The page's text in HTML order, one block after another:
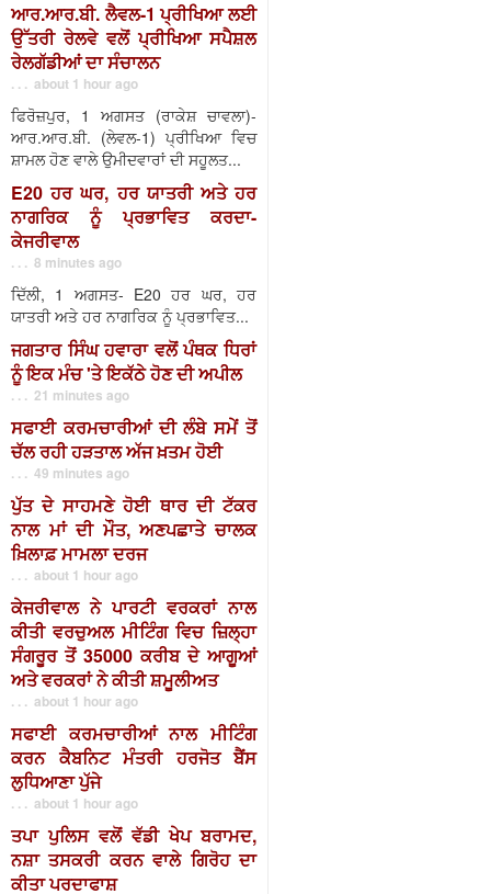
ਆਰ.ਆਰ.ਬੀ. ਲੈਵਲ-1 ਪ੍ਰੀਖਿਆ ਲਈ
ਉੱਤਰੀ ਰੇਲਵੇ ਵਲੋਂ ਪ੍ਰੀਖਿਆ ਸਪੈਸ਼ਲ
ਰੇਲਗੱਡੀਆਂ ਦਾ ਸੰਚਾਲਨ
. . . about 1 hour ago
ਫਿਰੋਜ਼ਪੁਰ, 1 ਅਗਸਤ (ਰਾਕੇਸ਼ ਚਾਵਲਾ)-
ਆਰ.ਆਰ.ਬੀ. (ਲੇਵਲ-1) ਪ੍ਰੀਖਿਆ ਵਿਚ
ਸ਼ਾਮਲ ਹੋਣ ਵਾਲੇ ਉਮੀਦਵਾਰਾਂ ਦੀ ਸਹੂਲਤ...
E20 ਹਰ ਘਰ, ਹਰ ਯਾਤਰੀ ਅਤੇ ਹਰ
ਨਾਗਰਿਕ ਨੂੰ ਪ੍ਰਭਾਵਿਤ ਕਰਦਾ-
ਕੇਜਰੀਵਾਲ
. . . 8 minutes ago
ਦਿੱਲੀ, 1 ਅਗਸਤ- E20 ਹਰ ਘਰ, ਹਰ
ਯਾਤਰੀ ਅਤੇ ਹਰ ਨਾਗਰਿਕ ਨੂੰ ਪ੍ਰਭਾਵਿਤ...
ਜਗਤਾਰ ਸਿੰਘ ਹਵਾਰਾ ਵਲੋਂ ਪੰਥਕ ਧਿਰਾਂ
ਨੂੰ ਇਕ ਮੰਚ 'ਤੇ ਇਕੱਠੇ ਹੋਣ ਦੀ ਅਪੀਲ
. . . 21 minutes ago
ਸਫਾਈ ਕਰਮਚਾਰੀਆਂ ਦੀ ਲੰਬੇ ਸਮੇਂ ਤੋਂ
ਚੱਲ ਰਹੀ ਹੜਤਾਲ ਅੱਜ ਖ਼ਤਮ ਹੋਈ
. . . 49 minutes ago
ਪੁੱਤ ਦੇ ਸਾਹਮਣੇ ਹੋਈ ਥਾਰ ਦੀ ਟੱਕਰ
ਨਾਲ ਮਾਂ ਦੀ ਮੌਤ, ਅਣਪਛਾਤੇ ਚਾਲਕ
ਖ਼ਿਲਾਫ਼ ਮਾਮਲਾ ਦਰਜ
. . . about 1 hour ago
ਕੇਜਰੀਵਾਲ ਨੇ ਪਾਰਟੀ ਵਰਕਰਾਂ ਨਾਲ
ਕੀਤੀ ਵਰਚੁਅਲ ਮੀਟਿੰਗ ਵਿਚ ਜ਼ਿਲ੍ਹਾ
ਸੰਗਰੂਰ ਤੋਂ 35000 ਕਰੀਬ ਦੇ ਆਗੂਆਂ
ਅਤੇ ਵਰਕਰਾਂ ਨੇ ਕੀਤੀ ਸ਼ਮੂਲੀਅਤ
. . . about 1 hour ago
ਸਫਾਈ ਕਰਮਚਾਰੀਆਂ ਨਾਲ ਮੀਟਿੰਗ
ਕਰਨ ਕੈਬਨਿਟ ਮੰਤਰੀ ਹਰਜੋਤ ਬੈਂਸ
ਲੁਧਿਆਣਾ ਪੁੱਜੇ
. . . about 1 hour ago
ਤਪਾ ਪੁਲਿਸ ਵਲੋਂ ਵੱਡੀ ਖੇਪ ਬਰਾਮਦ,
ਨਸ਼ਾ ਤਸਕਰੀ ਕਰਨ ਵਾਲੇ ਗਿਰੋਹ ਦਾ
ਕੀਤਾ ਪਰਦਾਫਾਸ਼